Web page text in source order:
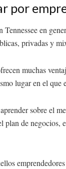
por
en
privadas y
muchas
lugar en el que
sobre el
plan de